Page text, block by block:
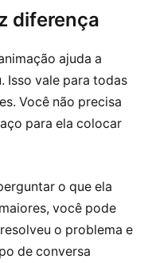
diferença
ajuda a
Isso vale para todas
Você não precisa
para ela colocar
o que ela
você pode
o problema e
de conversa